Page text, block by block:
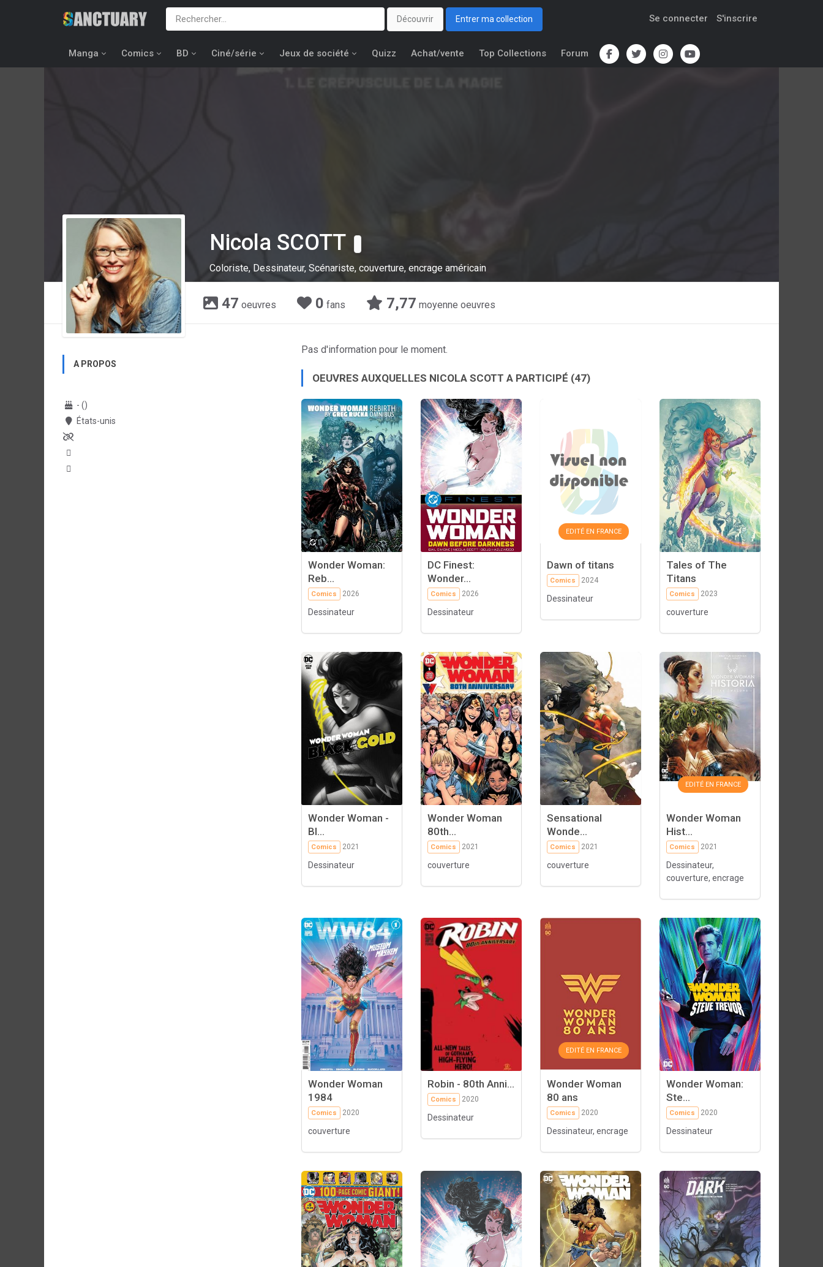
Découvrir Entrer ma collection Se connecter S'inscrire
Manga Comics BD Ciné/série Jeux de société Quizz Achat/vente Top Collections Forum
Nicola SCOTT
Coloriste, Dessinateur, Scénariste, couverture, encrage américain
47 oeuvres 0 fans 7,77 moyenne oeuvres
A PROPOS
- ()
États-unis
Pas d'information pour le moment.
OEUVRES AUXQUELLES NICOLA SCOTT A PARTICIPÉ (47)
Wonder Woman:
Reb...
Comics 2026
Dessinateur
DC Finest:
Wonder...
Comics 2026
Dessinateur
EDITÉ EN FRANCE
Dawn of titans
Comics 2024
Dessinateur
Tales of The
Titans
Comics 2023
couverture
Wonder Woman -
Bl...
Comics 2021
Dessinateur
Wonder Woman
80th...
Comics 2021
couverture
Sensational
Wonde...
Comics 2021
couverture
EDITÉ EN FRANCE
Wonder Woman
Hist...
Comics 2021
Dessinateur,
couverture, encrage
Wonder Woman
1984
Comics 2020
couverture
Robin - 80th Anni...
Comics 2020
Dessinateur
EDITÉ EN FRANCE
Wonder Woman
80 ans
Comics 2020
Dessinateur, encrage
Wonder Woman:
Ste...
Comics 2020
Dessinateur